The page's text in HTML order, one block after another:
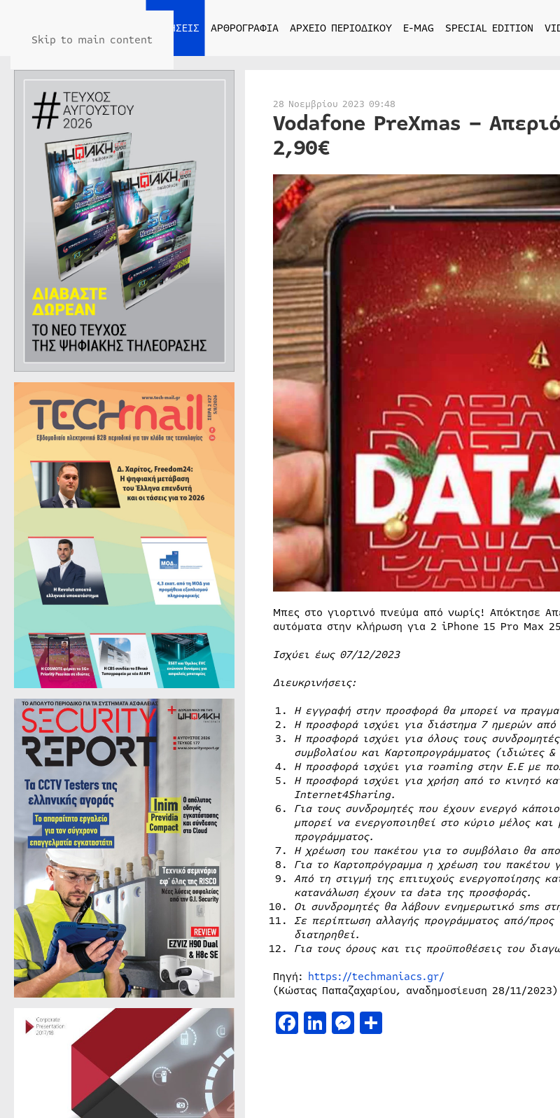
Skip to main content
ΕΙΔΗΣΕΙΣ ΑΡΘΡΟΓΡΑΦΙΑ ΑΡΧΕΙΟ ΠΕΡΙΟΔΙΚΟΥ E-MAG SPECIAL EDITION
28 Νοεμβρίου 2023 09:48
Vodafone PreXmas –
2,90€
Μπες στο γιορτινό πνεύμα από νωρίς! Απόκτησε
αυτόματα στην κλήρωση για 2 iPhone 15 Pro Max
Ισχύει έως 07/12/2023
Διευκρινήσεις:
Η εγγραφή στην προσφορά θα μπορεί να
Η προσφορά ισχύει για διάστημα 7 ημερών
Η προσφορά ισχύει για όλους τους
συμβολαίου και Καρτοπρογράμματος (ιδιώτες
Η προσφορά ισχύει για roaming στην Ε.Ε με
Η προσφορά ισχύει για χρήση από το κινητό
Internet4Sharing.
Για τους συνδρομητές που έχουν ενεργό
μπορεί να ενεργοποιηθεί στο κύριο μέλος
προγράμματος.
Η χρέωση του πακέτου για το συμβόλαιο θα
Για το Καρτοπρόγραμμα η χρέωση του πακέτου
Από τη στιγμή της επιτυχούς ενεργοποίησης
κατανάλωση έχουν τα data της προσφοράς.
Οι συνδρομητές θα λάβουν ενημερωτικό sms
Σε περίπτωση αλλαγής προγράμματος από/
διατηρηθεί.
Για τους όρους και τις προϋποθέσεις του
Πηγή: https://techmaniacs.gr/
(Κώστας Παπαζαχαρίου, αναδημοσίευση 28/11/2023)
Facebook
LinkedIn
Messenger
Μοιραστείτε